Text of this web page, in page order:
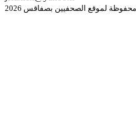
لموقع الصحفيين بصفاقس 2026